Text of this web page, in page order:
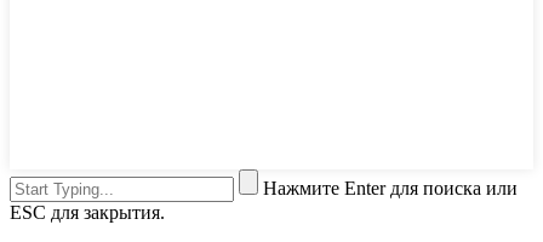
Нажмите Enter для поиска или
ESC для закрытия.